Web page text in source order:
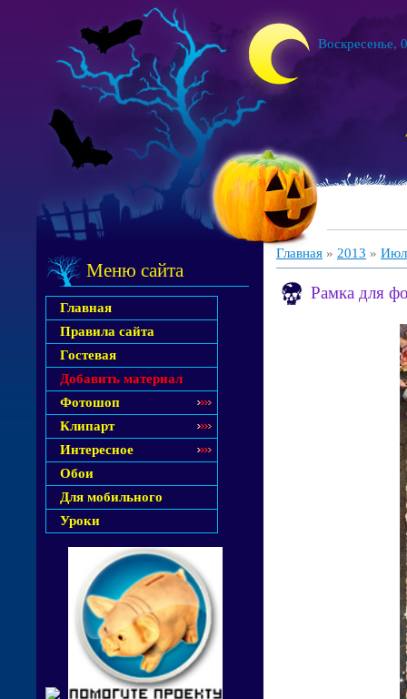
Воскресенье,
Меню сайта
Главная
Правила сайта
Гостевая
Добавить материал
Фотошоп
Клипарт
Интересное
Обои
Для мобильного
Уроки
Главная » 2013 »
Рамка для